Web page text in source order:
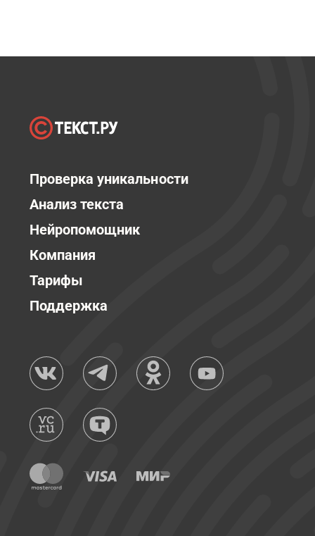
Проверка уникальности
Анализ текста
Нейропомощник
Компания
Тарифы
Поддержка